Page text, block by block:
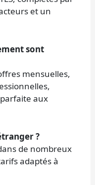
et un
sont
mensuelles,
aux
?
de nombreux
adaptés à